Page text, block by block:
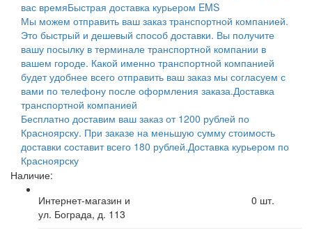
вас времяБыстрая доставка курьером EMS
Мы можем отправить ваш заказ транспортной компанией.
Это быстрый и дешевый способ доставки. Вы получите
вашу посылку в терминале транспортной компании в
вашем городе. Какой именно транспортной компанией
будет удобнее всего отправить ваш заказ мы согласуем с
вами по телефону после оформления заказа.Доставка
транспортной компанией
Бесплатно доставим ваш заказ от 1200 рублей по
Красноярску. При заказе на меньшую сумму стоимость
доставки составит всего 180 рублей.Доставка курьером по
Красноярску
Наличие:
Интернет-магазин и
ул. Бограда, д. 113
0 шт.